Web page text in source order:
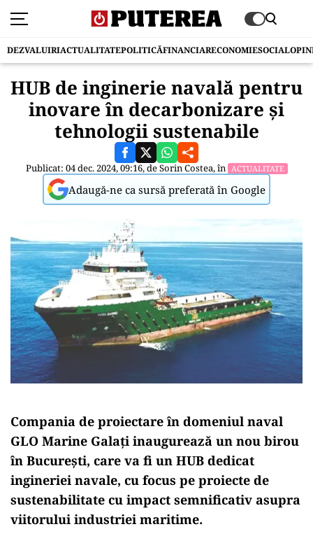
DEZVALUIRIACTUALITATEPOLITICĂFINANCIARECONOMIESOCIAL
HUB de inginerie navală pentru
inovare în decarbonizare și
tehnologii sustenabile
Publicat: 04 dec. 2024, 09:16, deSorin Costea, în ACTUALITATE
Adaugă-ne ca sursă preferată în Google
Compania de proiectare în domeniul naval
GLO Marine Galați inaugurează un nou birou
în București, care va fi un HUB dedicat
ingineriei navale, cu focus pe proiecte de
sustenabilitate cu impact semnificativ asupra
viitorului industriei maritime.